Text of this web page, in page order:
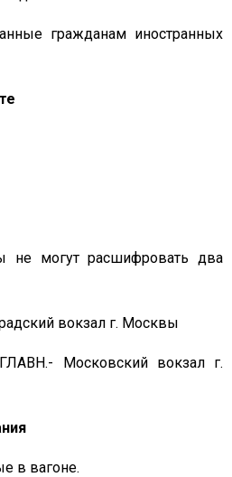
гражданам иностранных
не могут расшифровать два
вокзал г. Москвы
Московский вокзал г.
в вагоне.